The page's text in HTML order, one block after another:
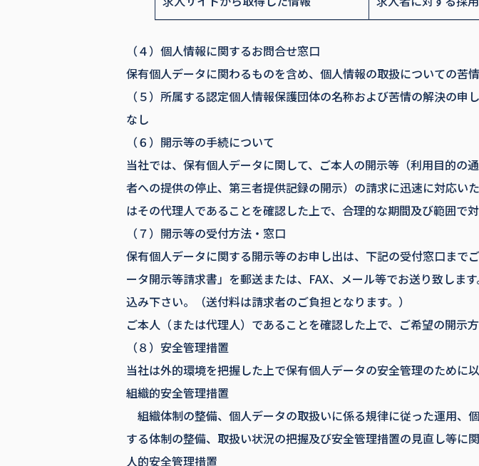
（４）個人情報に関するお問合せ窓口
保有個人データに関わるものを含め、個人情報の取扱についての苦
（５）所属する認定個人情報保護団体の名称および苦情の解決の申
なし
（６）開示等の手続について
当社では、保有個人データに関して、ご本人の開示等（利用目的
者への提供の停止、第三者提供記録の開示）の請求に迅速に対応い
はその代理人であることを確認した上で、合理的な期間及び範囲で対
（７）開示等の受付方法・窓口
保有個人データに関する開示等のお申し出は、下記の受付窓口ま
ータ開示等請求書」を郵送または、FAX、メール等でお送り致しま
込み下さい。（送付料は請求者のご負担となります。）
ご本人（または代理人）であることを確認した上で、ご希望の開示
（８）安全管理措置
当社は外的環境を把握した上で保有個人データの安全管理のために
組織的安全管理措置
組織体制の整備、個人データの取扱いに係る規律に従った運用、
する体制の整備、取扱い状況の把握及び安全管理措置の見直し等に
人的安全管理措置